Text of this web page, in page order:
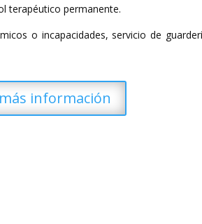
terapéutico permanente.
o incapacidades, servicio de
información